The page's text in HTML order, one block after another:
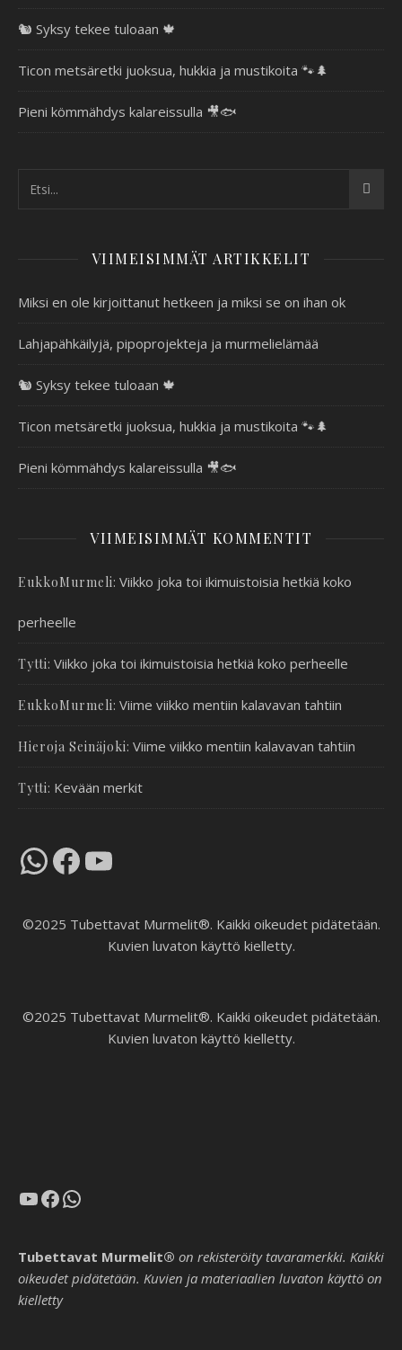
🐿️ Syksy tekee tuloaan 🍁
Ticon metsäretki juoksua, hukkia ja mustikoita 🐾🌲
Pieni kömmähdys kalareissulla 🎥🐟
VIIMEISIMMÄT ARTIKKELIT
Miksi en ole kirjoittanut hetkeen ja miksi se on ihan ok
Lahjapähkäilyjä, pipoprojekteja ja murmelielämää
🐿️ Syksy tekee tuloaan 🍁
Ticon metsäretki juoksua, hukkia ja mustikoita 🐾🌲
Pieni kömmähdys kalareissulla 🎥🐟
VIIMEISIMMÄT KOMMENTIT
EukkoMurmeli: Viikko joka toi ikimuistoisia hetkiä koko
perheelle
Tytti: Viikko joka toi ikimuistoisia hetkiä koko perheelle
EukkoMurmeli: Viime viikko mentiin kalavavan tahtiin
Hieroja Seinäjoki: Viime viikko mentiin kalavavan tahtiin
Tytti: Kevään merkit
WhatsAppFacebook
YouTube
©2025 Tubettavat Murmelit®. Kaikki oikeudet pidätetään.
Kuvien luvaton käyttö kielletty.
©2025 Tubettavat Murmelit®. Kaikki oikeudet pidätetään.
Kuvien luvaton käyttö kielletty.
YouTube
Facebook
WhatsApp
Tubettavat Murmelit® on rekisteröity tavaramerkki. Kaikki
oikeudet pidätetään. Kuvien ja materiaalien luvaton käyttö on
kielletty